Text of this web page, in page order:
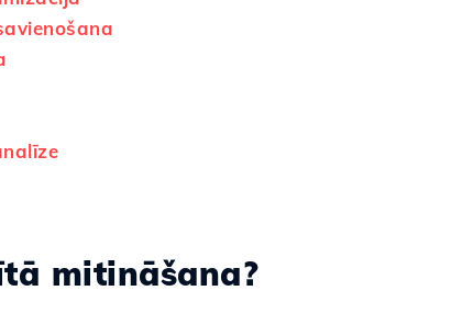
mitināšana?